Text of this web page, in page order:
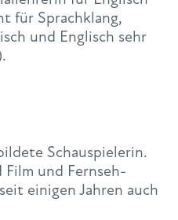
für Sprachklang,
und Englisch sehr
Schauspielerin.
und Fernseh-
einigen Jahren auch